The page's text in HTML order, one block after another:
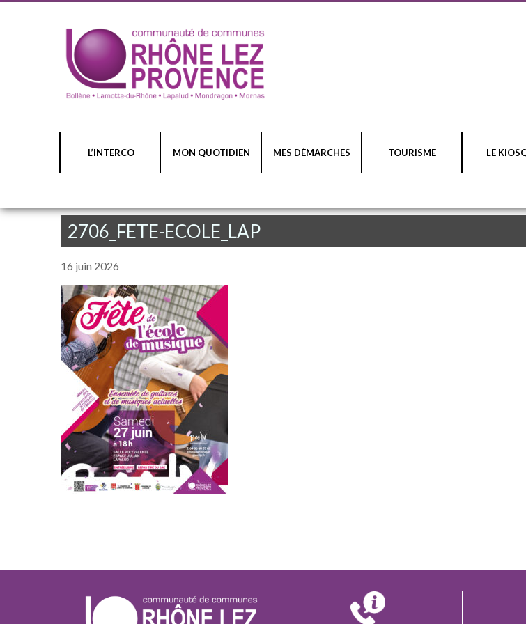
L’INTERCO MON QUOTIDIEN MES DÉMARCHES TOURISME LE
2706_FETE-ECOLE_LAP
16 juin 2026